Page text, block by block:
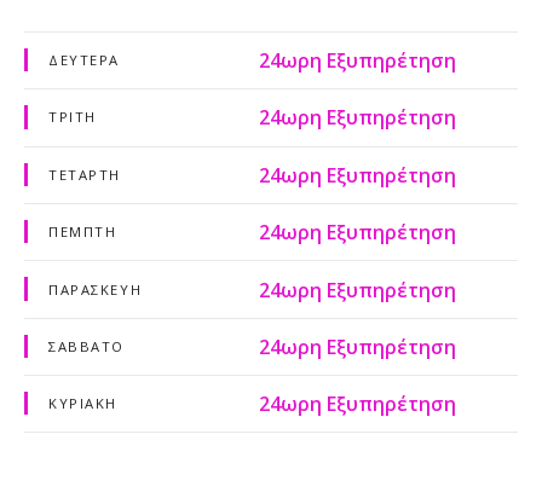
ΔΕΥΤΈΡΑ 24ωρη Εξυπηρέτηση
ΤΡΊΤΗ 24ωρη Εξυπηρέτηση
ΤΕΤΆΡΤΗ 24ωρη Εξυπηρέτηση
ΠΈΜΠΤΗ 24ωρη Εξυπηρέτηση
ΠΑΡΑΣΚΕΥΉ 24ωρη Εξυπηρέτηση
ΣΑΒΒΆΤΟ 24ωρη Εξυπηρέτηση
ΚΥΡΙΑΚΉ 24ωρη Εξυπηρέτηση